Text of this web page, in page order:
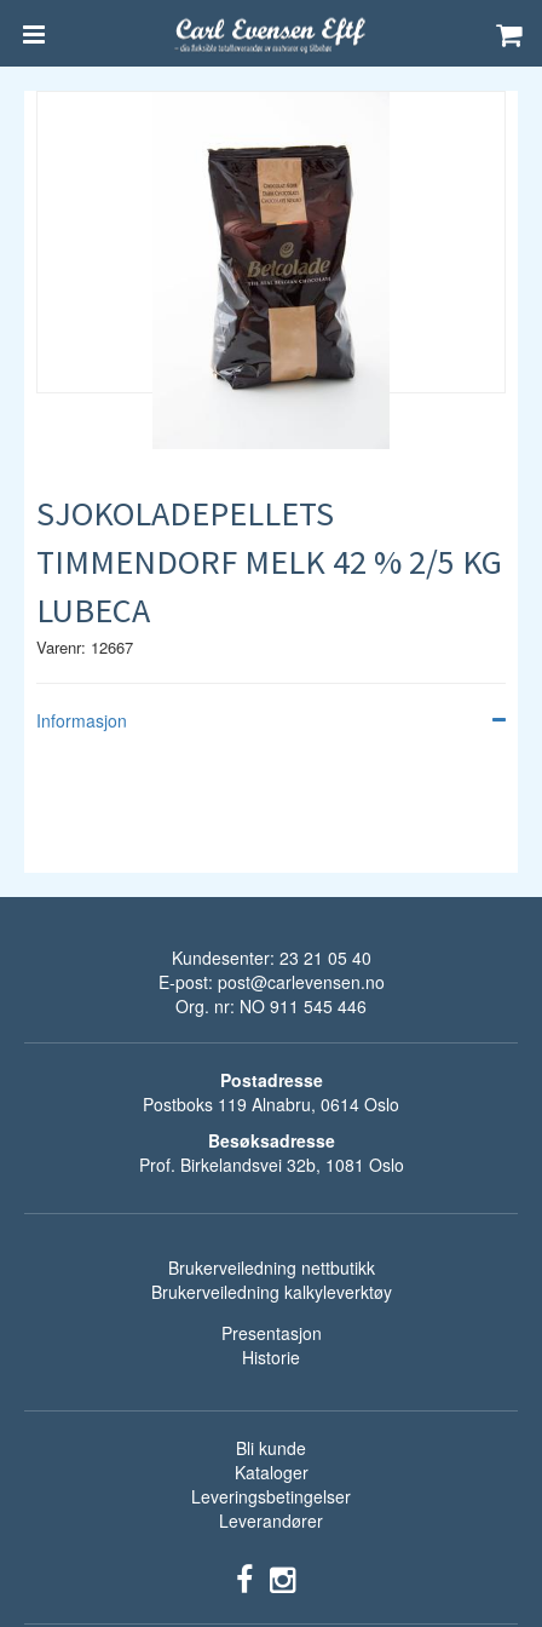
SJOKOLADEPELLETS
TIMMENDORF MELK 42 % 2/5 KG
LUBECA
Varenr: 12667
Informasjon
Kundesenter: 23 21 05 40
E-post: post@carlevensen.no
Org. nr: NO 911 545 446
Postadresse
Postboks 119 Alnabru, 0614 Oslo
Besøksadresse
Prof. Birkelandsvei 32b, 1081 Oslo
Brukerveiledning nettbutikk
Brukerveiledning kalkyleverktøy
Presentasjon
Historie
Bli kunde
Kataloger
Leveringsbetingelser
Leverandører